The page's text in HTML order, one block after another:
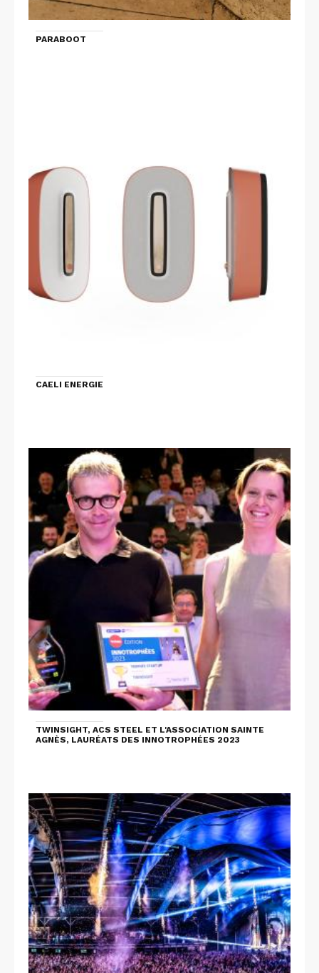
PARABOOT
CAELI ENERGIE
TWINSIGHT, ACS STEEL ET L'ASSOCIATION SAINTE
AGNÈS, LAURÉATS DES INNOTROPHÉES 2023